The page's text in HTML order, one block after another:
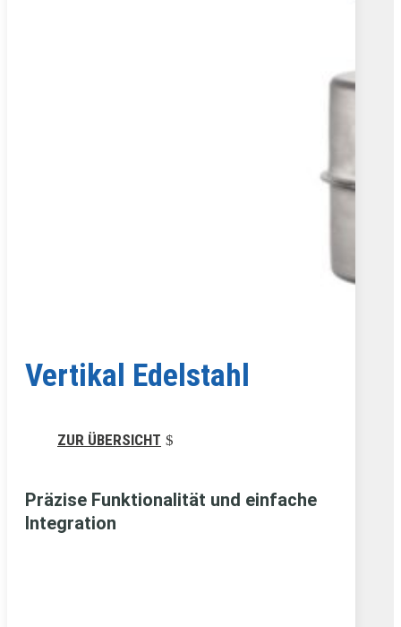
Vertikal Edelstahl
ZUR ÜBERSICHT
Präzise Funktionalität und einfache
Integration